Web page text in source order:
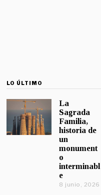
LO ÚLTIMO
La
Sagrada
Familia,
historia de
un
monument
o
interminabl
e
8 junio, 2026